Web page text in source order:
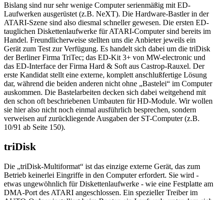
Bislang sind nur sehr wenige Computer serienmäßig mit ED-
Laufwerken ausgerüstet (z.B. NeXT). Die Hardware-Bastler in der
ATARI-Szene sind also diesmal schneller gewesen. Die ersten ED-
tauglichen Diskettenlaufwerke für ATARI-Computer sind bereits im
Handel. Freundlicherweise stellten uns die Anbieter jeweils ein
Gerät zum Test zur Verfügung. Es handelt sich dabei um die triDisk
der Berliner Firma TriTec; das ED-Kit 3+ von MW-electronic und
das ED-Interface der Firma Hard & Soft aus Castrop-Rauxel. Der
erste Kandidat stellt eine externe, komplett anschlußfertige Lösung
dar, während die beiden anderen nicht ohne „Bastelei“ im Computer
auskommen. Die Bastelarbeiten decken sich dabei weitgehend mit
den schon oft beschriebenen Umbauten für HD-Module. Wir wollen
sie hier also nicht noch einmal ausführlich besprechen, sondern
verweisen auf zurückliegende Ausgaben der ST-Computer (z.B.
10/91 ab Seite 150).
triDisk
Die „triDisk-Multiformat“ ist das einzige externe Gerät, das zum
Betrieb keinerlei Eingriffe in den Computer erfordert. Sie wird -
etwas ungewöhnlich für Diskettenlaufwerke - wie eine Festplatte am
DMA-Port des ATARI angeschlossen. Ein spezieller Treiber im